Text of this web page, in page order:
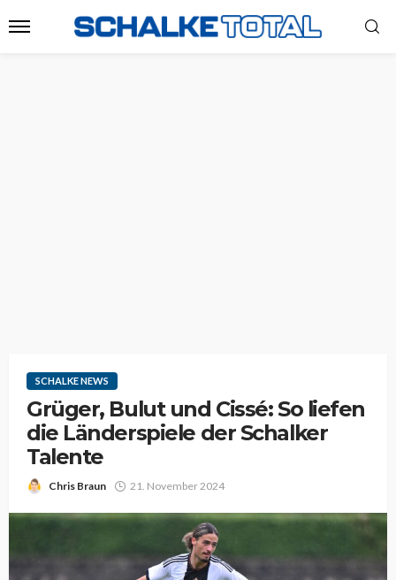
SCHALKE NEWS
Grüger, Bulut und Cissé: So liefen
die Länderspiele der Schalker
Talente
Chris Braun 21. November 2024